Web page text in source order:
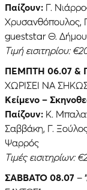
Παίζουν: Γ.
Χρυσανθόπουλος,
gueststar Θ. Δήμου
Τιμή εισιτηρίου:
ΠΈΜΠΤΗ 06.07 &
ΧΩΡΙΣΕΙ ΝΑ
Κείμενο –
Παίζουν: Κ.
Σαββάκη, Γ.
Ψαρρός
Τιμές εισιτηρίων:
ΣΑΒΒΑΤΟ 08.07 –